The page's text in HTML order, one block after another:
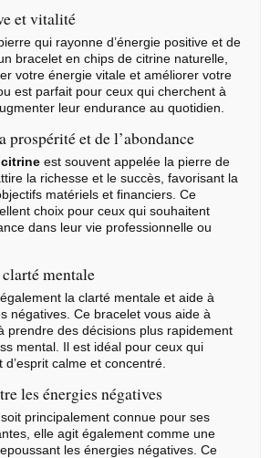
et vitalité
qui rayonne d’énergie positive et de
bracelet en chips de citrine naturelle,
votre énergie vitale et améliorer votre
est parfait pour ceux qui cherchent à
leur endurance au quotidien.
prospérité et de l’abondance
citrine est souvent appelée la pierre de
la richesse et le succès, favorisant la
matériels et financiers. Ce
choix pour ceux qui souhaitent
dans leur vie professionnelle ou
mentale
la clarté mentale et aide à
négatives. Ce bracelet vous aide à
prendre des décisions plus rapidement
mental. Il est idéal pour ceux qui
calme et concentré.
les énergies négatives
soit principalement connue pour ses
elle agit également comme une
les énergies négatives. Ce